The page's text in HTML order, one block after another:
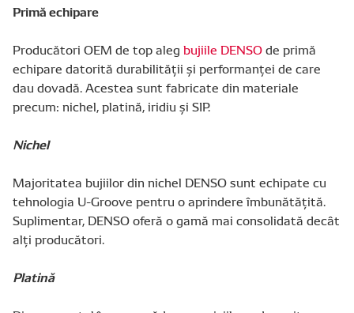
Primă echipare
Producători OEM de top aleg bujiile DENSOde primă
echipare datorită durabilităţii şi performanţei de care
dau dovadă. Acestea sunt fabricate din materiale
precum: nichel, platină, iridiu şi SIP.
Nichel
Majoritatea bujiilor din nichel DENSO sunt echipate cu
tehnologia U-Groove pentru o aprindere îmbunătăţită.
Suplimentar, DENSO oferă o gamă mai consolidată decât
alţi producători.
Platină